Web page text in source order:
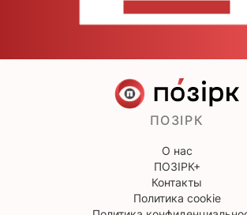
ПОЗІРК
О нас
ПОЗІРК+
Контакты
Политика cookie